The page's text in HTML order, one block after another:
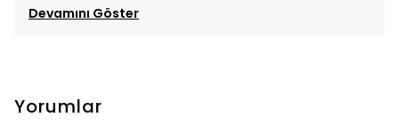
Devamını Göster
Yorumlar